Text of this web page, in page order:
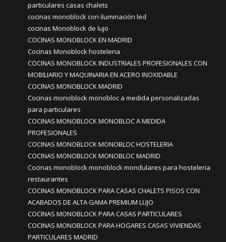
particulares casas chalets
cocinas monoblock con iluminación led
cocinas Monoblock de lujo
COCINAS MONOBLOCK EN MADRID
Cocinas Monoblock hosteleria
COCINAS MONOBLOCK INDUSTRIALES PROFESIONALES CON
MOBILIARIO Y MAQUINARIA EN ACERO INOXIDABLE
COCINAS MONOBLOCK MADRID
Cocinas monoblock monobloc a medida personalizadas
para particulares
COCINAS MONOBLOCK MONOBLOC A MEDIDA
PROFESIONALES
COCINAS MONOBLOCK MONOBLOC HOSTELERIA
COCINAS MONOBLOCK MONOBLOC MADRID
Cocinas monoblock monoblock mondulares para hosteleria
restaurantes
COCINAS MONOBLOCK PARA CASAS CHALETS PISOS CON
ACABADOS DE ALTA GAMA PREMIUM LUJO
COCINAS MONOBLOCK PARA CASAS PARTICULARES
COCINAS MONOBLOCK PARA HOGARES CASAS VIVIENDAS
PARTICULARES MADRID